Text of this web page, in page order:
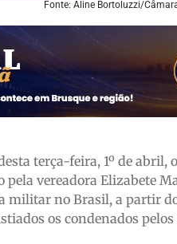
Fonte: Aline Bortoluzzi/
terça-feira, 1º de abril,
vereadora Elizabete
militar no Brasil, a partir do
os condenados